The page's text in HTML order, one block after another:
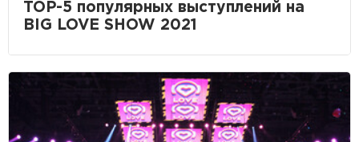
TOP-5 популярных выступлений на
BIG LOVE SHOW 2021